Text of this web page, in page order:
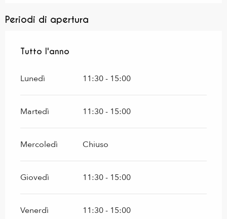
Periodi di apertura
Tutto l'anno
Tutto l'anno
Lunedì 11:30 - 15:00
Martedì 11:30 - 15:00
Mercoledì Chiuso
Giovedì 11:30 - 15:00
Venerdì 11:30 - 15:00